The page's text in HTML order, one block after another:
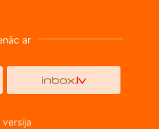
ar
versija